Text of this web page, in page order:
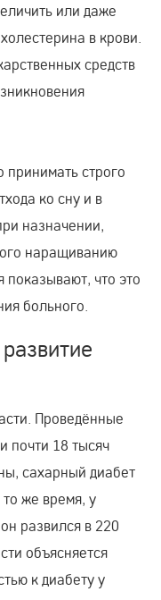
или даже
в крови.
средств
принимать строго
ко сну и в
назначении,
наращиванию
что это
больного.
Проведённые
почти 18 тысяч
сахарный диабет
же время, у
развился в 220
объясняется
к диабету у